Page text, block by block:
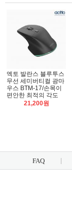
엑토 발란스 블루투스
무선 세미버티컬 광마
우스 BTM-17/손목이
편안한 최적의 각도
21,200원
FAQ